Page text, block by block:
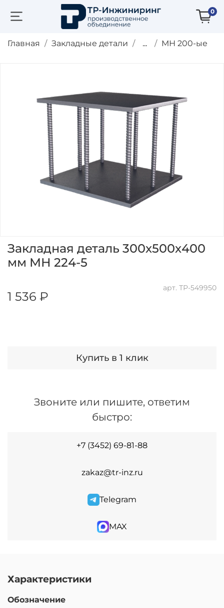
0
Главная Закладные детали ... МН 200-ые
арт. ТР-549950
Закладная деталь 300х500х400
мм МН 224-5
1 536 ₽
Купить в 1 клик
Звоните или пишите, ответим
быстро:
+7 (3452) 69-81-88
zakaz@tr-inz.ru
Telegram
MAX
Характеристики
Обозначение